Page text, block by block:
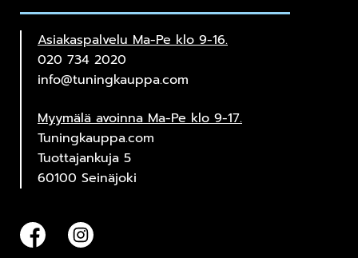
Asiakaspalvelu Ma-Pe klo 9-16.
020 734 2020
info@tuningkauppa.com
Myymälä avoinna Ma-Pe klo 9-17.
Tuningkauppa.com
Tuottajankuja 5
60100 Seinäjoki